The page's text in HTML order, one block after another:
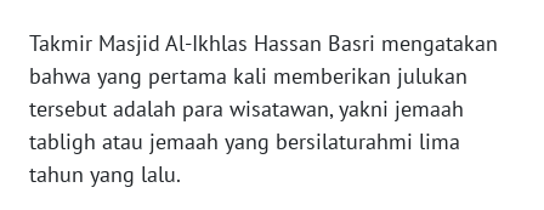
Takmir Masjid Al-Ikhlas Hassan Basri mengatakan
bahwa yang pertama kali memberikan julukan
tersebut adalah para wisatawan, yakni jemaah
tabligh atau jemaah yang bersilaturahmi lima
tahun yang lalu.
WN
JAKARTA
WN
JABAR